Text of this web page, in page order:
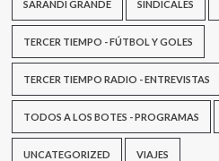
SARANDÍ GRANDE SINDICALES
TERCER TIEMPO - FÚTBOL Y GOLES
TERCER TIEMPO RADIO - ENTREVISTAS
TODOS A LOS BOTES - PROGRAMAS
UNCATEGORIZED VIAJES